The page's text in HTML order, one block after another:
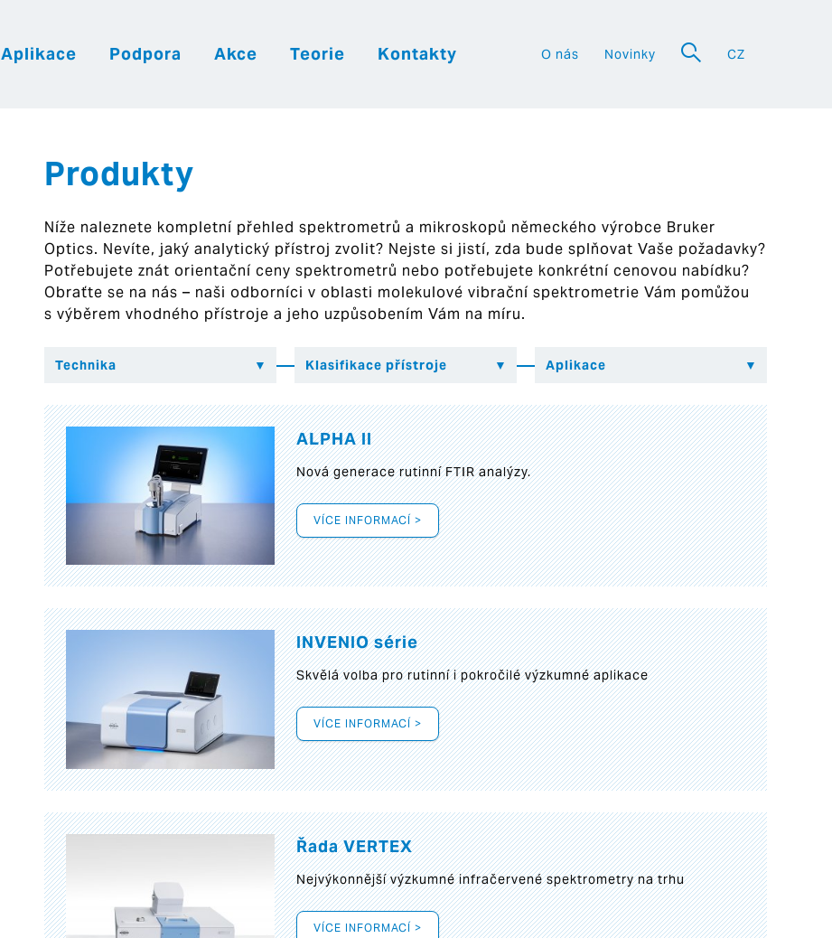
Aplikace Podpora Akce Teorie Kontakty O nás Novinky CZ
Produkty
Níže naleznete kompletní přehled spektrometrů a mikroskopů německého výrobce Bruker
Optics. Nevíte, jaký analytický přístroj zvolit? Nejste si jistí, zda bude splňovat Vaše požadavky?
Potřebujete znát orientační ceny spektrometrů nebo potřebujete konkrétní cenovou nabídku?
Obraťte se na nás – naši odborníci v oblasti molekulové vibrační spektrometrie Vám pomůžou
s výběrem vhodného přístroje a jeho uzpůsobením Vám na míru.
ALPHA II
Nová generace rutinní FTIR analýzy.
VÍCE INFORMACÍ >
INVENIO série
Skvělá volba pro rutinní i pokročilé výzkumné aplikace
VÍCE INFORMACÍ >
Řada VERTEX
Nejvýkonnější výzkumné infračervené spektrometry na trhu
VÍCE INFORMACÍ >